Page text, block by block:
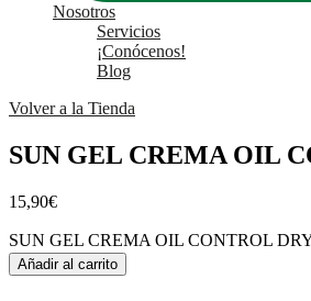
Nosotros
Servicios
¡Conócenos!
Blog
Volver a la Tienda
SUN GEL CREMA OIL
15,90€
SUN GEL CREMA OIL CONTROL
Añadir al carrito